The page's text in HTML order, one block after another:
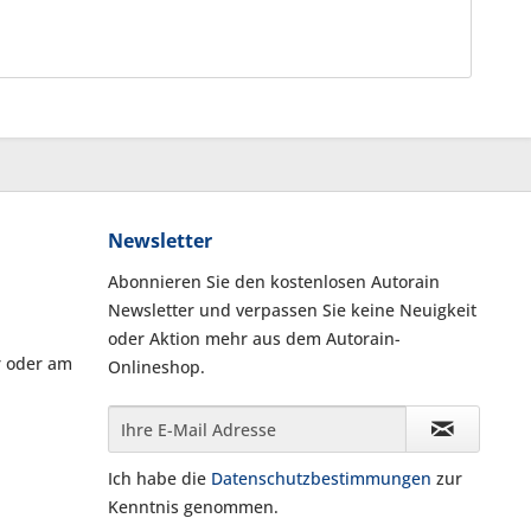
oder am
Newsletter
Abonnieren Sie den kostenlosen Autorain
Newsletter und verpassen Sie keine Neuigkeit
oder Aktion mehr aus dem Autorain-
Onlineshop.
Ich habe die Datenschutzbestimmungen zur
Kenntnis genommen.